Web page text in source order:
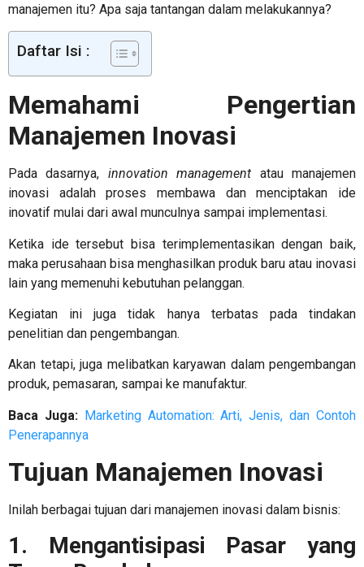
manajemen itu? Apa saja tantangan dalam melakukannya?
Daftar Isi :
Memahami Pengertian
Manajemen Inovasi
Pada dasarnya, innovation management ataumanajemen
inovasi adalah proses membawa dan menciptakan ide
inovatif mulai dari awal munculnya sampai implementasi.
Ketika ide tersebut bisa terimplementasikan dengan baik,
maka perusahaan bisa menghasilkan produk baru atau inovasi
lain yang memenuhi kebutuhan pelanggan.
Kegiatan ini juga tidak hanya terbatas pada tindakan
penelitian dan pengembangan.
Akan tetapi, juga melibatkan karyawan dalam pengembangan
produk, pemasaran, sampai ke manufaktur.
Baca Juga: Marketing Automation: Arti, Jenis, dan Contoh
Penerapannya
Tujuan Manajemen Inovasi
Inilah berbagai tujuan dari manajemen inovasi dalam bisnis:
1. Mengantisipasi Pasar yang